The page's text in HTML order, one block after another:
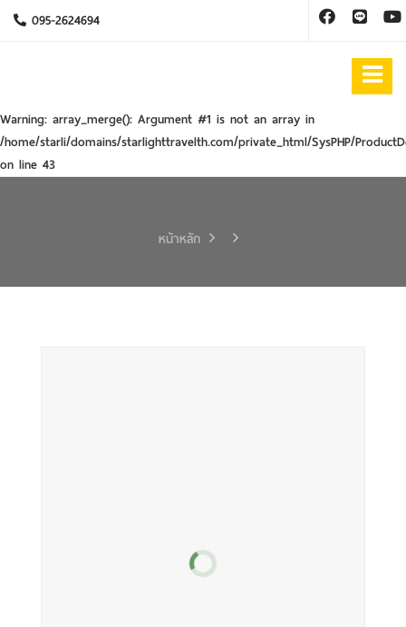
095-2624694
Warning: array_merge(): Argument #1 is not an array in
/home/starli/domains/starlighttravelth.com/private_html/SysPHP/
on line 43
หน้าหลัก